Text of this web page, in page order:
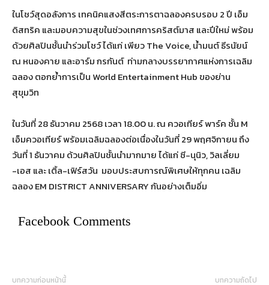
ในโชว์สุดอลังการ เทคนิคแสงสีตระการตาฉลองครบรอบ 2 ปี เอ็ม
ดิสทริค และมอบความสุขในช่วงเทศการคริสต์มาส และปีใหม่ พร้อม
ด้วยศิลปินชั้นนำร่วมโชว์ ได้แก่ เพียว The Voice, น้ำมนต์ ธีรนัยน์
ณ หนองคาย และอาร์ม กรกันต์ ท่ามกลางบรรยากาศแห่งการเฉลิม
ฉลอง ตอกย้ำการเป็น World Entertainment Hub ของย่าน
สุขุมวิท
ในวันที่ 28 ธันวาคม 2568 เวลา 18.00 น. ณ ควอเทียร์ พาร์ค ชั้น M
เอ็มควอเทียร์ พร้อมเฉลิมฉลองต่อเนื่องในวันที่ 29 พฤศจิกายน ถึง
วันที่ 1 ธันวาคม ด้วนศิลปินชั้นนำมากมาย ได้แก่ ซี-นุนิว, วิลเลี่ยม
-เอส และ เติ้ล-เฟิร์สวัน มอบประสบการณ์พิเศษให้ทุกคน เฉลิม
ฉลอง EM DISTRICT ANNIVERSARY กันอย่างเต็มอิ่ม
Facebook Comments
บทความก่อนหน้านี้ บทความถัดไป